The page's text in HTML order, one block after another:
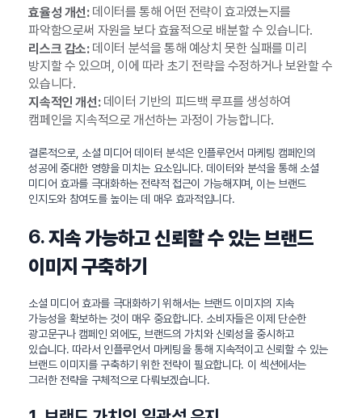
효율성 개선:데이터를 통해 어떤 전략이 효과였는지를
파악함으로써 자원을 보다 효율적으로 배분할 수 있습니다.
리스크 감소:데이터 분석을 통해 예상치 못한 실패를 미리
방지할 수 있으며, 이에 따라 초기 전략을 수정하거나 보완할 수
있습니다.
지속적인 개선:데이터 기반의 피드백 루프를 생성하여
캠페인을 지속적으로 개선하는 과정이 가능합니다.
결론적으로, 소셜 미디어 데이터 분석은 인플루언서 마케팅 캠페인의
성공에 중대한 영향을 미치는 요소입니다. 데이터와 분석을 통해 소셜
미디어 효과를 극대화하는 전략적 접근이 가능해지며, 이는 브랜드
인지도와 참여도를 높이는 데 매우 효과적입니다.
6.지속 가능하고 신뢰할 수 있는 브랜드
이미지 구축하기
소셜 미디어 효과를 극대화하기 위해서는 브랜드 이미지의 지속
가능성을 확보하는 것이 매우 중요합니다. 소비자들은 이제 단순한
광고문구나 캠페인 외에도, 브랜드의 가치와 신뢰성을 중시하고
있습니다. 따라서 인플루언서 마케팅을 통해 지속적이고 신뢰할 수 있는
브랜드 이미지를 구축하기 위한 전략이 필요합니다. 이 섹션에서는
그러한 전략을 구체적으로 다뤄보겠습니다.